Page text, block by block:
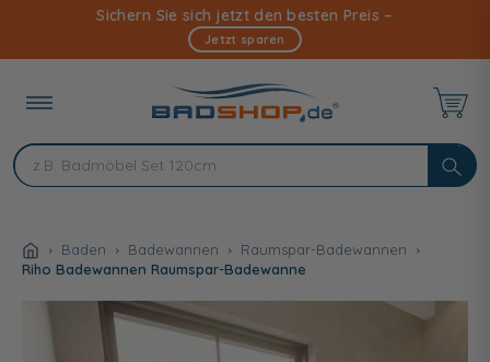
Inhalt
Sichern Sie sich jetzt den besten Preis –
Jetzt sparen
Baden Badewannen
Raumspar-Badewannen
Riho Badewannen Raumspar-Badewanne